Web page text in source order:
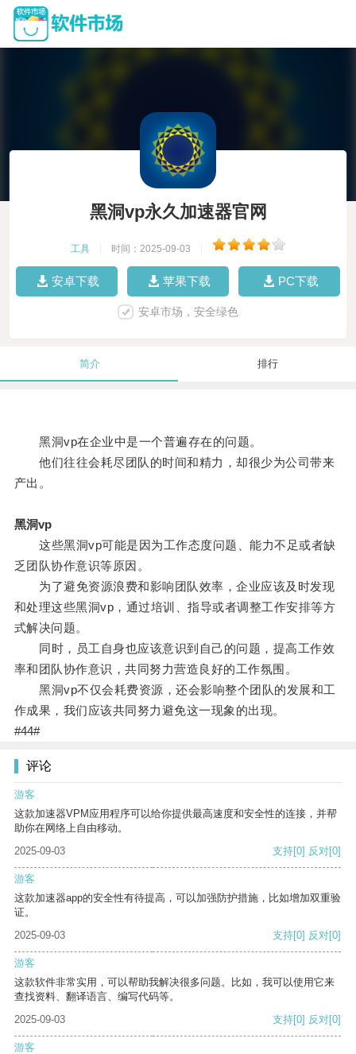
黑洞vp永久加速器官网
工具 时间：2025-09-03
安卓下载 苹果下载 PC下载
安卓市场，安全绿色
简介 排行
黑洞vp在企业中是一个普遍存在的问题。
他们往往会耗尽团队的时间和精力，却很少为公司带来
产出。
黑洞vp
这些黑洞vp可能是因为工作态度问题、能力不足或者缺
乏团队协作意识等原因。
为了避免资源浪费和影响团队效率，企业应该及时发现
和处理这些黑洞vp，通过培训、指导或者调整工作安排等方
式解决问题。
同时，员工自身也应该意识到自己的问题，提高工作效
率和团队协作意识，共同努力营造良好的工作氛围。
黑洞vp不仅会耗费资源，还会影响整个团队的发展和工
作成果，我们应该共同努力避免这一现象的出现。
#44#
评论
游客
这款加速器VPM应用程序可以给你提供最高速度和安全性的连接，并帮
助你在网络上自由移动。
2025-09-03
支持[0] 反对[0]
游客
这款加速器app的安全性有待提高，可以加强防护措施，比如增加双重验
证。
2025-09-03
支持[0] 反对[0]
游客
这款软件非常实用，可以帮助我解决很多问题。比如，我可以使用它来
查找资料、翻译语言、编写代码等。
2025-09-03
支持[0] 反对[0]
游客